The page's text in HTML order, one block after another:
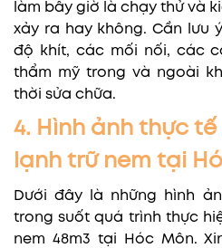
làm bây giờ là chạy thử và
xảy ra hay không. Cần lưu
độ khít, các mối nối, các
thẩm mỹ trong và ngoài
thời sửa chữa.
4. Hình ảnh thực
lạnh trữ nem tại
Dưới đây là những hình
trong suốt quá trình thực
nem 48m3 tại Hóc Môn.